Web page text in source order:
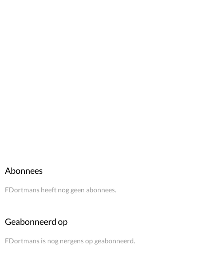
Abonnees
FDortmans heeft nog geen abonnees.
Geabonneerd op
FDortmans is nog nergens op geabonneerd.